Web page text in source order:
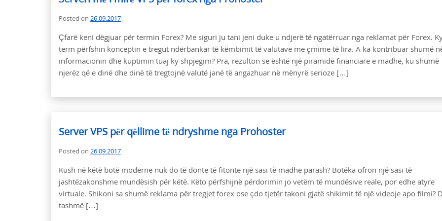
Posted on 26.09.2017
Çfarë keni dëgjuar për termin Forex? Me siguri ju tani jeni duke u ndjerë të ngatërruar nga reklamat për Forex.
term përfshin konceptin e tregut ndërbankar të këmbimit të valutave me çmime të lira. A ka kontribuar shumë
informacionin dhe kuptimin tuaj ky shpjegim? Pra, rezulton se është një piramidë financiare e madhe, ku shumë
njerëz që e dinë dhe dinë të tregtojnë valutë janë të angazhuar në mënyrë serioze […]
Server VPS për qëllime të ndryshme nga Prohoster
Posted on 26.09.2017
Kush në këtë botë moderne nuk do të donte të fitonte një sasi të madhe parash? Botëka ofron një sasi të
jashtëzakonshme mundësish për këtë. Këto përfshijnë përdorimin jo vetëm të mundësive reale, por edhe atyre
virtuale. Shikoni sa shumë reklama për tregjet forex ose çdo tjetër takoni gjatë shikimit të një videoje apo filmi?
tashmë […]